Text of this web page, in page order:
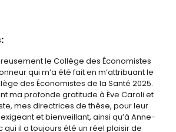
le Collège des Économistes
qui m’a été fait en m’attribuant le
des Économistes de la Santé 2025.
ma profonde gratitude à Ève Caroli et
mes directrices de thèse, pour leur
et bienveillant, ainsi qu’à Anne-
qui il a toujours été un réel plaisir de